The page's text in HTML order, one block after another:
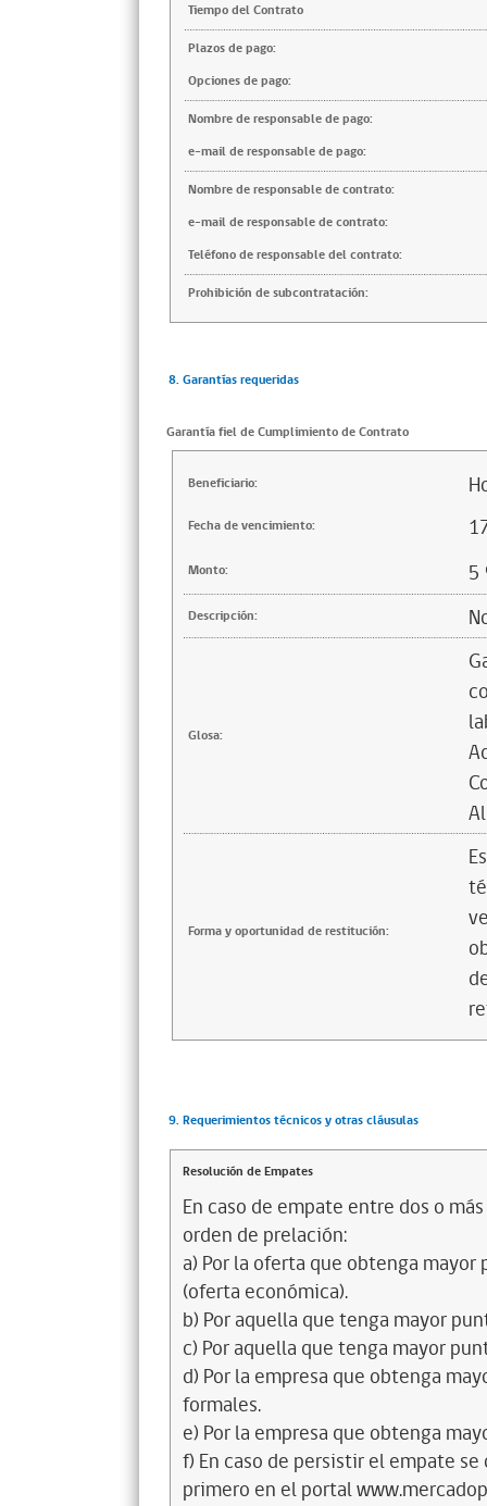
Tiempo del Contrato
Plazos de pago:
Opciones de pago:
Nombre de responsable de pago:
e-mail de responsable de pago:
Nombre de responsable de contrato:
e-mail de responsable de contrato:
Teléfono de responsable del contrato:
Prohibición de subcontratación:
8. Garantías requeridas
Garantía fiel de Cumplimiento de Contrato
Beneficiario:
Fecha de vencimiento:
Monto: 5
Descripción:
Glosa:
Forma y oportunidad de restitución:
9. Requerimientos técnicos y otras cláusulas
Resolución de Empates
En caso de empate entre dos o
orden de prelación:
a) Por la oferta que obtenga
(oferta económica).
b) Por aquella que tenga mayor
c) Por aquella que tenga mayor
d) Por la empresa que obtenga
formales.
e) Por la empresa que obtenga
f) En caso de persistir el empate
primero en el portal